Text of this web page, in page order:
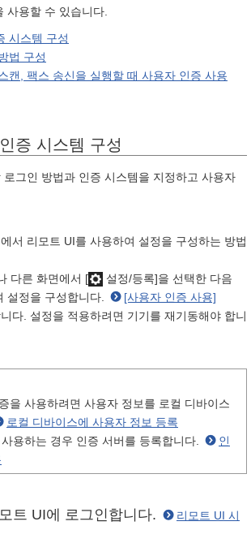
사용할 수 있습니다.
시스템 구성
법 구성
캔, 팩스 송신을 실행할 때 사용자 인증 사용
증 시스템 구성
그인 방법과 인증 시스템을 지정하고 사용자
서 리모트 UI를 사용하여 설정을 구성하는 방법
다른 화면에서 [
설정/등록]을 선택한 다음
설정을 구성합니다.
[사용자 인증 사용]
다. 설정을 적용하려면 기기를 재기동해야 합니
을 사용하려면 사용자 정보를 로컬 디바이스
로컬 디바이스에 사용자 정보 등록
용하는 경우 인증 서버를 등록합니다.
인
트 UI에 로그인합니다.
리모트 UI 시